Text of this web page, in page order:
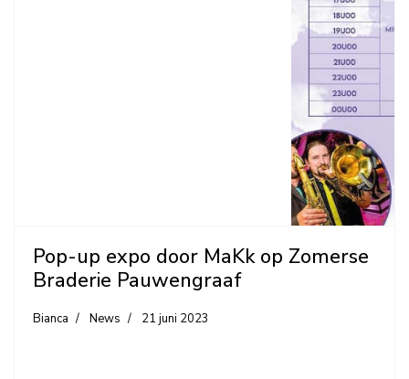
Pop-up expo door MaKk op Zomerse
Braderie Pauwengraaf
Bianca News 21 juni 2023